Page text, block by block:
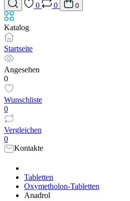
0
0 0
Katalog
Startseite
Angesehen
0
Wunschliste
0
Vergleichen
0
Kontakte
Tabletten
Oxymetholon-Tabletten
Anadrol